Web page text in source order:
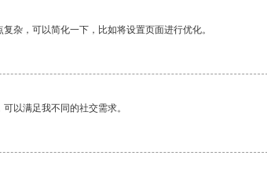
杂，可以简化一下，比如将设置页面进行优化。
以满足我不同的社交需求。